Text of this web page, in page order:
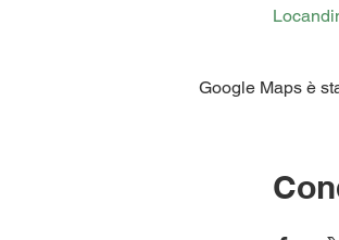
Google Maps è